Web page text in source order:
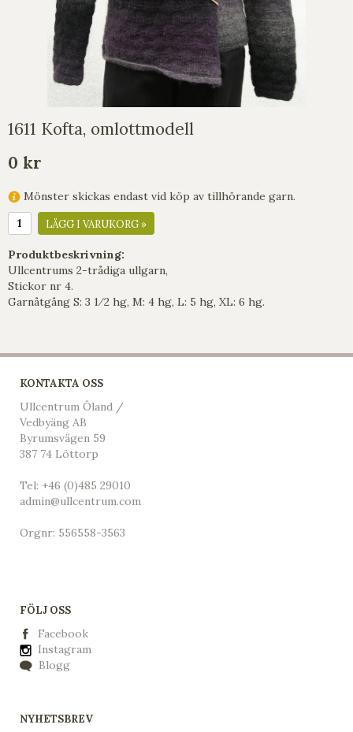
1611 Kofta, omlottmodell
0 kr
Mönster skickas endast vid köp av tillhörande garn.
LÄGG I VARUKORG »
Produktbeskrivning:
Ullcentrums 2-trådiga ullgarn,
Stickor nr 4.
Garnåtgång S: 3 1⁄2 hg, M: 4 hg, L: 5 hg, XL: 6 hg.
KONTAKTA OSS
Ullcentrum Öland /
Vedbyäng AB
Byrumsvägen 59
387 74 Löttorp
Tel: +46 (0)485 29010
admin@ullcentrum.com
Orgnr: 556558-3563
FÖLJ OSS
Facebook
Instagram
Blogg
NYHETSBREV